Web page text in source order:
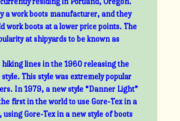
a work boots manufacturer, and they
work boots at a lower price points. The
at shipyards to be known as
hiking lines in the 1960 releasing the
This style was extremely popular
In 1979, a new style “Danner Light”
first in the world to use Gore-Tex in a
using Gore-Tex in a new style of boots